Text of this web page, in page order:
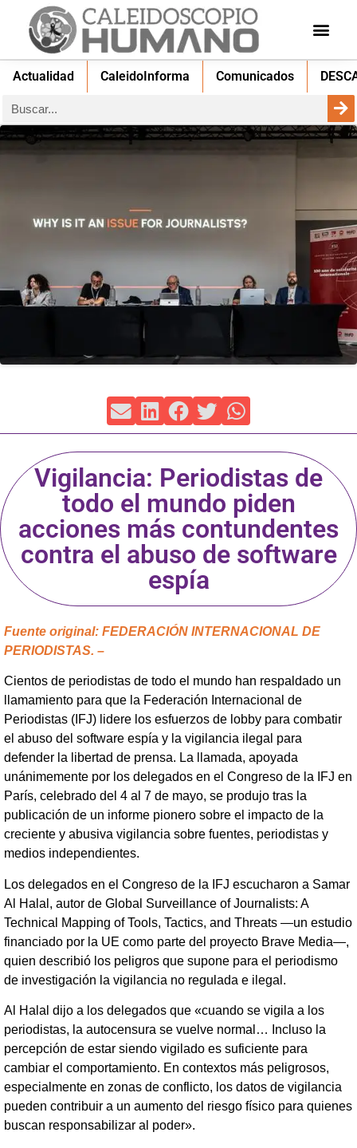
Actualidad CaleidoInforma Comunicados
Vigilancia: Periodistas de
todo el mundo piden
acciones más contundentes
contra el abuso de software
espía
Fuente original: FEDERACIÓN INTERNACIONAL DE
PERIODISTAS. –
Cientos de periodistas de todo el mundo han respaldado un
llamamiento para que la Federación Internacional de
Periodistas (IFJ) lidere los esfuerzos de lobby para combatir
el abuso del software espía y la vigilancia ilegal para
defender la libertad de prensa. La llamada, apoyada
unánimemente por los delegados en el Congreso de la IFJ en
París, celebrado del 4 al 7 de mayo, se produjo tras la
publicación de un informe pionero sobre el impacto de la
creciente y abusiva vigilancia sobre fuentes, periodistas y
medios independientes.
Los delegados en el Congreso de la IFJ escucharon a Samar
Al Halal, autor de Global Surveillance of Journalists: A
Technical Mapping of Tools, Tactics, and Threats —un estudio
financiado por la UE como parte del proyecto Brave Media—,
quien describió los peligros que supone para el periodismo
de investigación la vigilancia no regulada e ilegal.
Al Halal dijo a los delegados que «cuando se vigila a los
periodistas, la autocensura se vuelve normal… Incluso la
percepción de estar siendo vigilado es suficiente para
cambiar el comportamiento. En contextos más peligrosos,
especialmente en zonas de conflicto, los datos de vigilancia
pueden contribuir a un aumento del riesgo físico para quienes
buscan responsabilizar al poder».